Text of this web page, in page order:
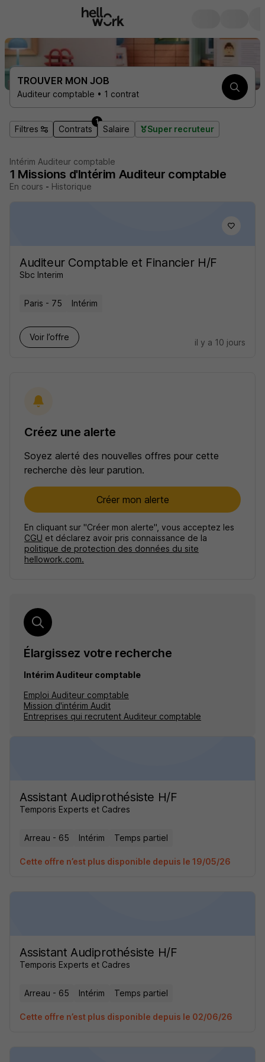
TROUVER MON JOB
Auditeur comptable • 1 contrat
Filtres Contrats
1
Salaire Super recruteur
Intérim Auditeur comptable
1 Missions d'Intérim Auditeur comptable
En cours - Historique
Auditeur Comptable et Financier H/F
Sbc Interim
Paris - 75 Intérim
Voir l’offre
il y a 10 jours
Créez une alerte
Soyez alerté des nouvelles offres pour cette
recherche dès leur parution.
Créer mon alerte
En cliquant sur "Créer mon alerte", vous acceptez les
CGU et déclarez avoir pris connaissance de la
politique de protection des données du site
hellowork.com.
Élargissez votre recherche
Intérim Auditeur comptable
Emploi Auditeur comptable
Mission d'intérim Audit
Entreprises qui recrutent Auditeur comptable
Assistant Audiprothésiste H/F
Temporis Experts et Cadres
Arreau - 65 Intérim Temps partiel
Cette offre n’est plus disponible depuis le 19/05/26
Assistant Audiprothésiste H/F
Temporis Experts et Cadres
Arreau - 65 Intérim Temps partiel
Cette offre n’est plus disponible depuis le 02/06/26